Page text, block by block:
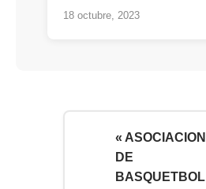
18 octubre, 2023
« ASOCIACION
DE
BASQUETBOL